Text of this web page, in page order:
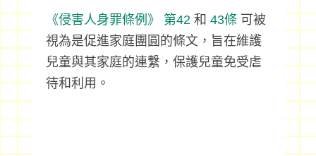
《侵害人身罪條例》 第42和 43條 可被
視為是促進家庭團圓的條文，旨在維護
兒童與其家庭的連繫，保護兒童免受虐
待和利用。